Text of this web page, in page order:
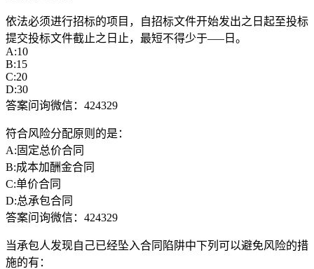
依法必须进行招标的项目，自招标文件开始发出之日起至投标
提交投标文件截止之日止，最短不得少于—–日。
A:10
B:15
C:20
D:30
答案问询微信：424329
符合风险分配原则的是：
A:固定总价合同
B:成本加酬金合同
C:单价合同
D:总承包合同
答案问询微信：424329
当承包人发现自己已经坠入合同陷阱中下列可以避免风险的措
施的有：